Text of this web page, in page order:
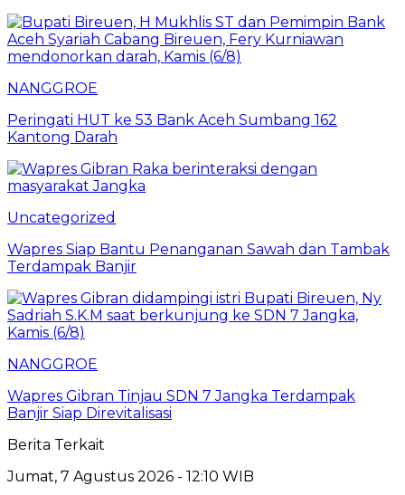
NANGGROE
Peringati HUT ke 53 Bank Aceh Sumbang 162
Kantong Darah
Uncategorized
Wapres Siap Bantu Penanganan Sawah dan Tambak
Terdampak Banjir
NANGGROE
Wapres Gibran Tinjau SDN 7 Jangka Terdampak
Banjir Siap Direvitalisasi
Berita Terkait
Jumat, 7 Agustus 2026 - 12:10 WIB